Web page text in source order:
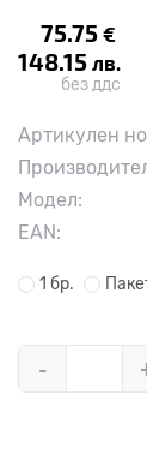
75.75 €
148.15 лв.
без ддс
Артикулен
Модел:
EAN:
1 бр.
-